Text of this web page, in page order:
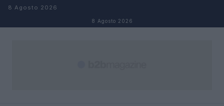
Salta al contenuto
8 Agosto 2026
8 Agosto 2026